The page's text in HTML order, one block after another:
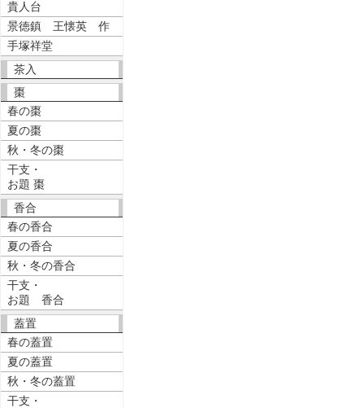
貴人台
景徳鎮 王懐英 作
手塚祥堂
茶入
棗
春の棗
夏の棗
秋・冬の棗
干支・
お題 棗
香合
春の香合
夏の香合
秋・冬の香合
干支・
お題 香合
蓋置
春の蓋置
夏の蓋置
秋・冬の蓋置
干支・